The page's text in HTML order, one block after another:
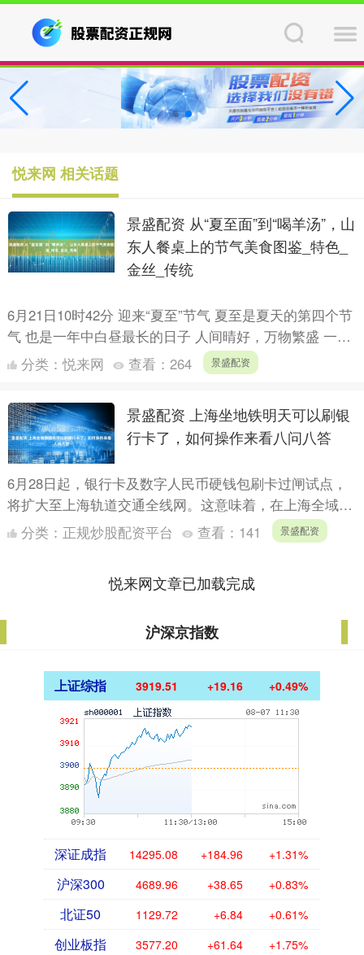
悦来网 相关话题
景盛配资 从“夏至面”到“喝羊汤”，山
东人餐桌上的节气美食图鉴_特色_
金丝_传统
6月21日10时42分 迎来“夏至”节气 夏至是夏天的第四个节
气 也是一年中白昼最长的日子 人间晴好，万物繁盛 一起
迎接充满活力的盛夏吧！ 民谚有“吃过夏至面，....
分类：悦来网 查看： 264 景盛配资
景盛配资 上海坐地铁明天可以刷银
行卡了，如何操作来看八问八答
6月28日起，银行卡及数字人民币硬钱包刷卡过闸试点，
将扩大至上海轨道交通全线网。这意味着，在上海全域坐
地铁，可以刷银行卡了。 上海地铁表示，乘客持银联、
分类： 正规炒股配资平台 查看： 141 景盛配资
悦来网文章已加载完成
沪深京指数
上证综指 3919.51 +19.16 +0.49%
深证成指 14295.08 +184.96 +1.31%
沪深300 4689.96 +38.65 +0.83%
北证50 1129.72 +6.84 +0.61%
创业板指 3577.20 +61.64 +1.75%